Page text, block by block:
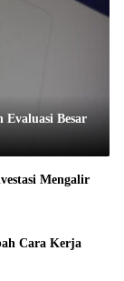
Besar
Mengalir
Cara Kerja